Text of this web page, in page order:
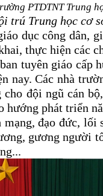
PTDTNT Trung
trú Trung học cơ
dục công
thực hiện các
tuyên giáo
Các nhà
đội ngũ cán
phát triển
đạo đức,
gương người